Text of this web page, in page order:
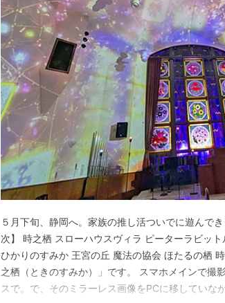
５月下旬、静岡へ。家族の推し活ついでに遊んで
次】 時之栖 スローハウスヴィラ ピーターラビッ
ひかりのすみか 王宮の丘 魔法の協会 ほたるの栖
之栖（ときのすみか）」です。 スマホメインで撮
スで。で、そのミラーレス画像をPCに移していな